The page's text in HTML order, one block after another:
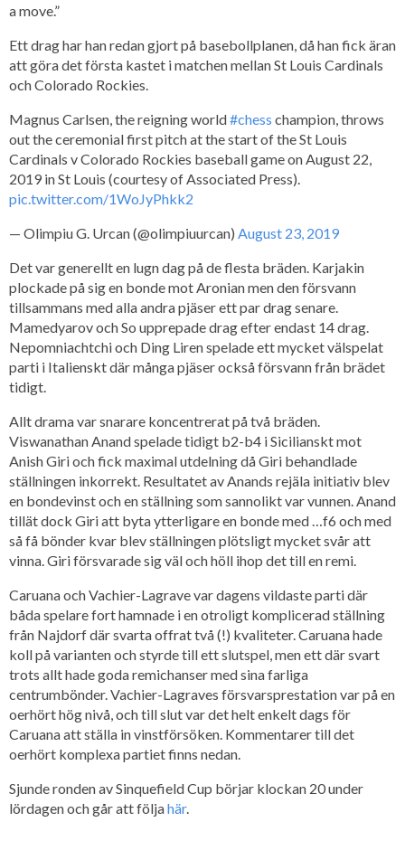
a move.”
Ett drag har han redan gjort på basebollplanen, då han fick äran
att göra det första kastet i matchen mellan St Louis Cardinals
och Colorado Rockies.
Magnus Carlsen, the reigning world#chess champion, throws
out the ceremonial first pitch at the start of the St Louis
Cardinals v Colorado Rockies baseball game on August 22,
2019 in St Louis (courtesy of Associated Press).
pic.twitter.com/1WoJyPhkk2
— Olimpiu G. Urcan (@olimpiuurcan) August 23, 2019
Det var generellt en lugn dag på de flesta bräden. Karjakin
plockade på sig en bonde mot Aronian men den försvann
tillsammans med alla andra pjäser ett par drag senare.
Mamedyarov och So upprepade drag efter endast 14 drag.
Nepomniachtchi och Ding Liren spelade ett mycket välspelat
parti i Italienskt där många pjäser också försvann från brädet
tidigt.
Allt drama var snarare koncentrerat på två bräden.
Viswanathan Anand spelade tidigt b2-b4 i Sicilianskt mot
Anish Giri och fick maximal utdelning då Giri behandlade
ställningen inkorrekt. Resultatet av Anands rejäla initiativ blev
en bondevinst och en ställning som sannolikt var vunnen. Anand
tillät dock Giri att byta ytterligare en bonde med …f6 och med
så få bönder kvar blev ställningen plötsligt mycket svår att
vinna. Giri försvarade sig väl och höll ihop det till en remi.
Caruana och Vachier-Lagrave var dagens vildaste parti där
båda spelare fort hamnade i en otroligt komplicerad ställning
från Najdorf där svarta offrat två (!) kvaliteter. Caruana hade
koll på varianten och styrde till ett slutspel, men ett där svart
trots allt hade goda remichanser med sina farliga
centrumbönder. Vachier-Lagraves försvarsprestation var på en
oerhört hög nivå, och till slut var det helt enkelt dags för
Caruana att ställa in vinstförsöken. Kommentarer till det
oerhört komplexa partiet finns nedan.
Sjunde ronden av Sinquefield Cup börjar klockan 20 under
lördagen och går att följahär.